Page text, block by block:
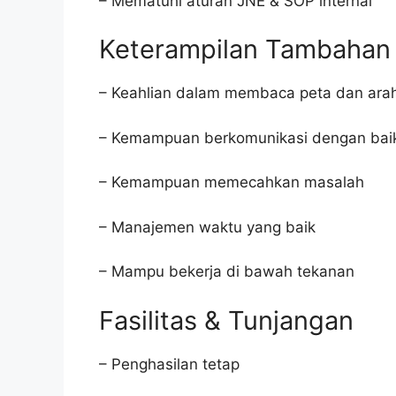
Keterampilan Tambahan
– Keahlian dalam membaca peta dan
– Kemampuan berkomunikasi dengan
– Kemampuan memecahkan masalah
– Manajemen waktu yang baik
– Mampu bekerja di bawah tekanan
Fasilitas & Tunjangan
– Penghasilan tetap